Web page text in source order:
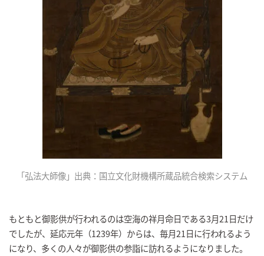
「弘法大師像」出典：国立文化財機構所蔵品統合検索システム
もともと御影供が行われるのは空海の祥月命日である3月21日だけ
でしたが、延応元年（1239年）からは、毎月21日に行われるよう
になり、多くの人々が御影供の参詣に訪れるようになりました。